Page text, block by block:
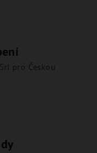
pro Českou